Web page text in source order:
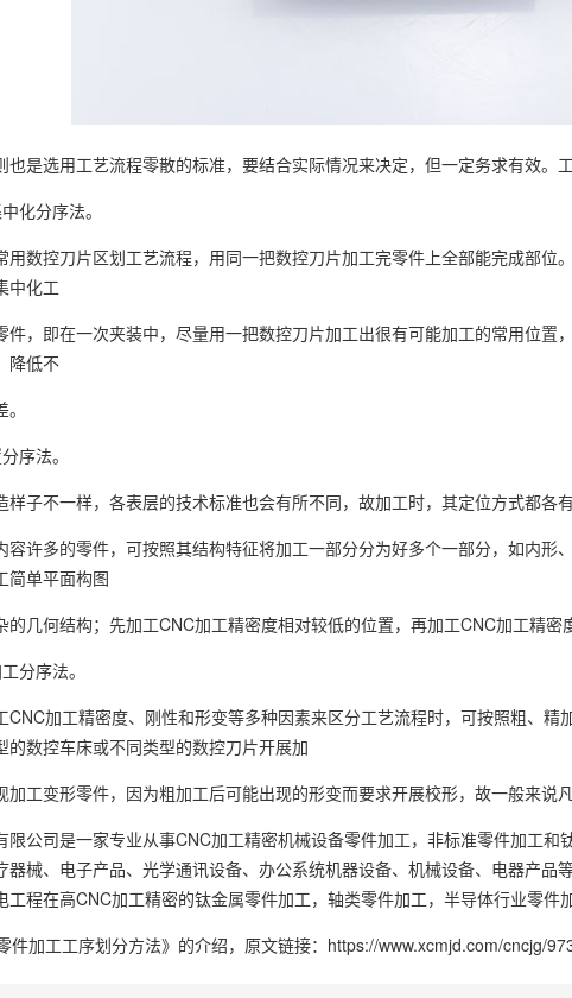
也是选用工艺流程零散的标准，要结合实际情况来决定，但一定务求有效。
化分序法。
用数控刀片区划工艺流程，用同一把数控刀片加工完零件上全部能完成部
中化工
件，即在一次夹装中，尽量用一把数控刀片加工出很有可能加工的常用位置
降低不
序法。
样子不一样，各表层的技术标准也会有所不同，故加工时，其定位方式都各
容许多的零件，可按照其结构特征将加工一部分分为好多个一部分，如内
简单平面构图
的几何结构；先加工CNC加工精密度相对较低的位置，再加工CNC加工精密
分序法。
CNC加工精密度、刚性和形变等多种因素来区分工艺流程时，可按照粗、
的数控车床或不同类型的数控刀片开展加
加工变形零件，因为粗加工后可能出现的形变而要求开展校形，故一般来说
限公司是一家专业从事CNC加工精密机械设备零件加工，非标准零件加工
器械、电子产品、光学通讯设备、办公系统机器设备、机械设备、电器产品
工程在高CNC加工精密的钛金属零件加工，轴类零件加工，半导体行业零件
件加工工序划分方法》 的介绍，原文链接： https://www.xcmjd.com/cncjg/